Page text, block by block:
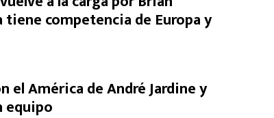
tiene competencia de Europa y
el América de André Jardine y
equipo